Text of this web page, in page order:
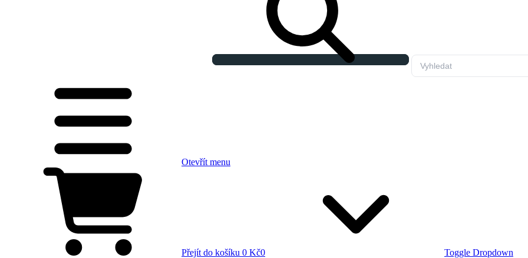
Otevřít menu
Přejít do košíku 0 Kč0
Toggle Dropdown